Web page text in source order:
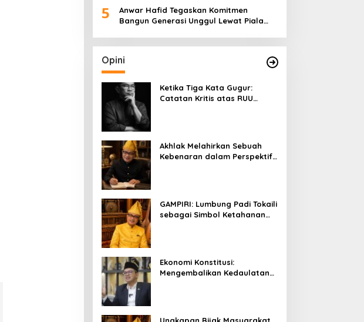
5
Anwar Hafid Tegaskan Komitmen
Bangun Generasi Unggul Lewat Piala
Opini
Ketika Tiga Kata Gugur:
Catatan Kritis atas RUU
Akhlak Melahirkan Sebuah
Kebenaran dalam Perspektif
GAMPIRI: Lumbung Padi Tokaili
sebagai Simbol Ketahanan
Ekonomi Konstitusi:
Mengembalikan Kedaulatan
Ungkapan Bijak Masyarakat